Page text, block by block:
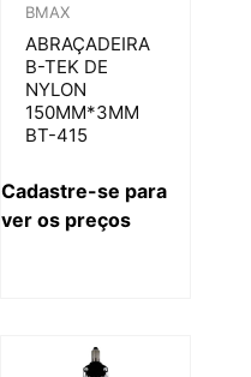
BMAX
ABRAÇADEIRA
B-TEK DE
NYLON
150MM*3MM
BT-415
Cadastre-se para
ver os preços